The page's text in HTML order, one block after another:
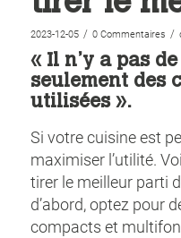
2023-12-05 / 0 Commentaires /
« Il n’y a pas
seulement des
utilisées ».
Si votre cuisine est
maximiser l’utilité.
tirer le meilleur parti
d’abord, optez pour
compacts et